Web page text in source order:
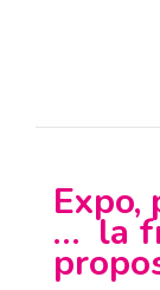
Expo,
… la